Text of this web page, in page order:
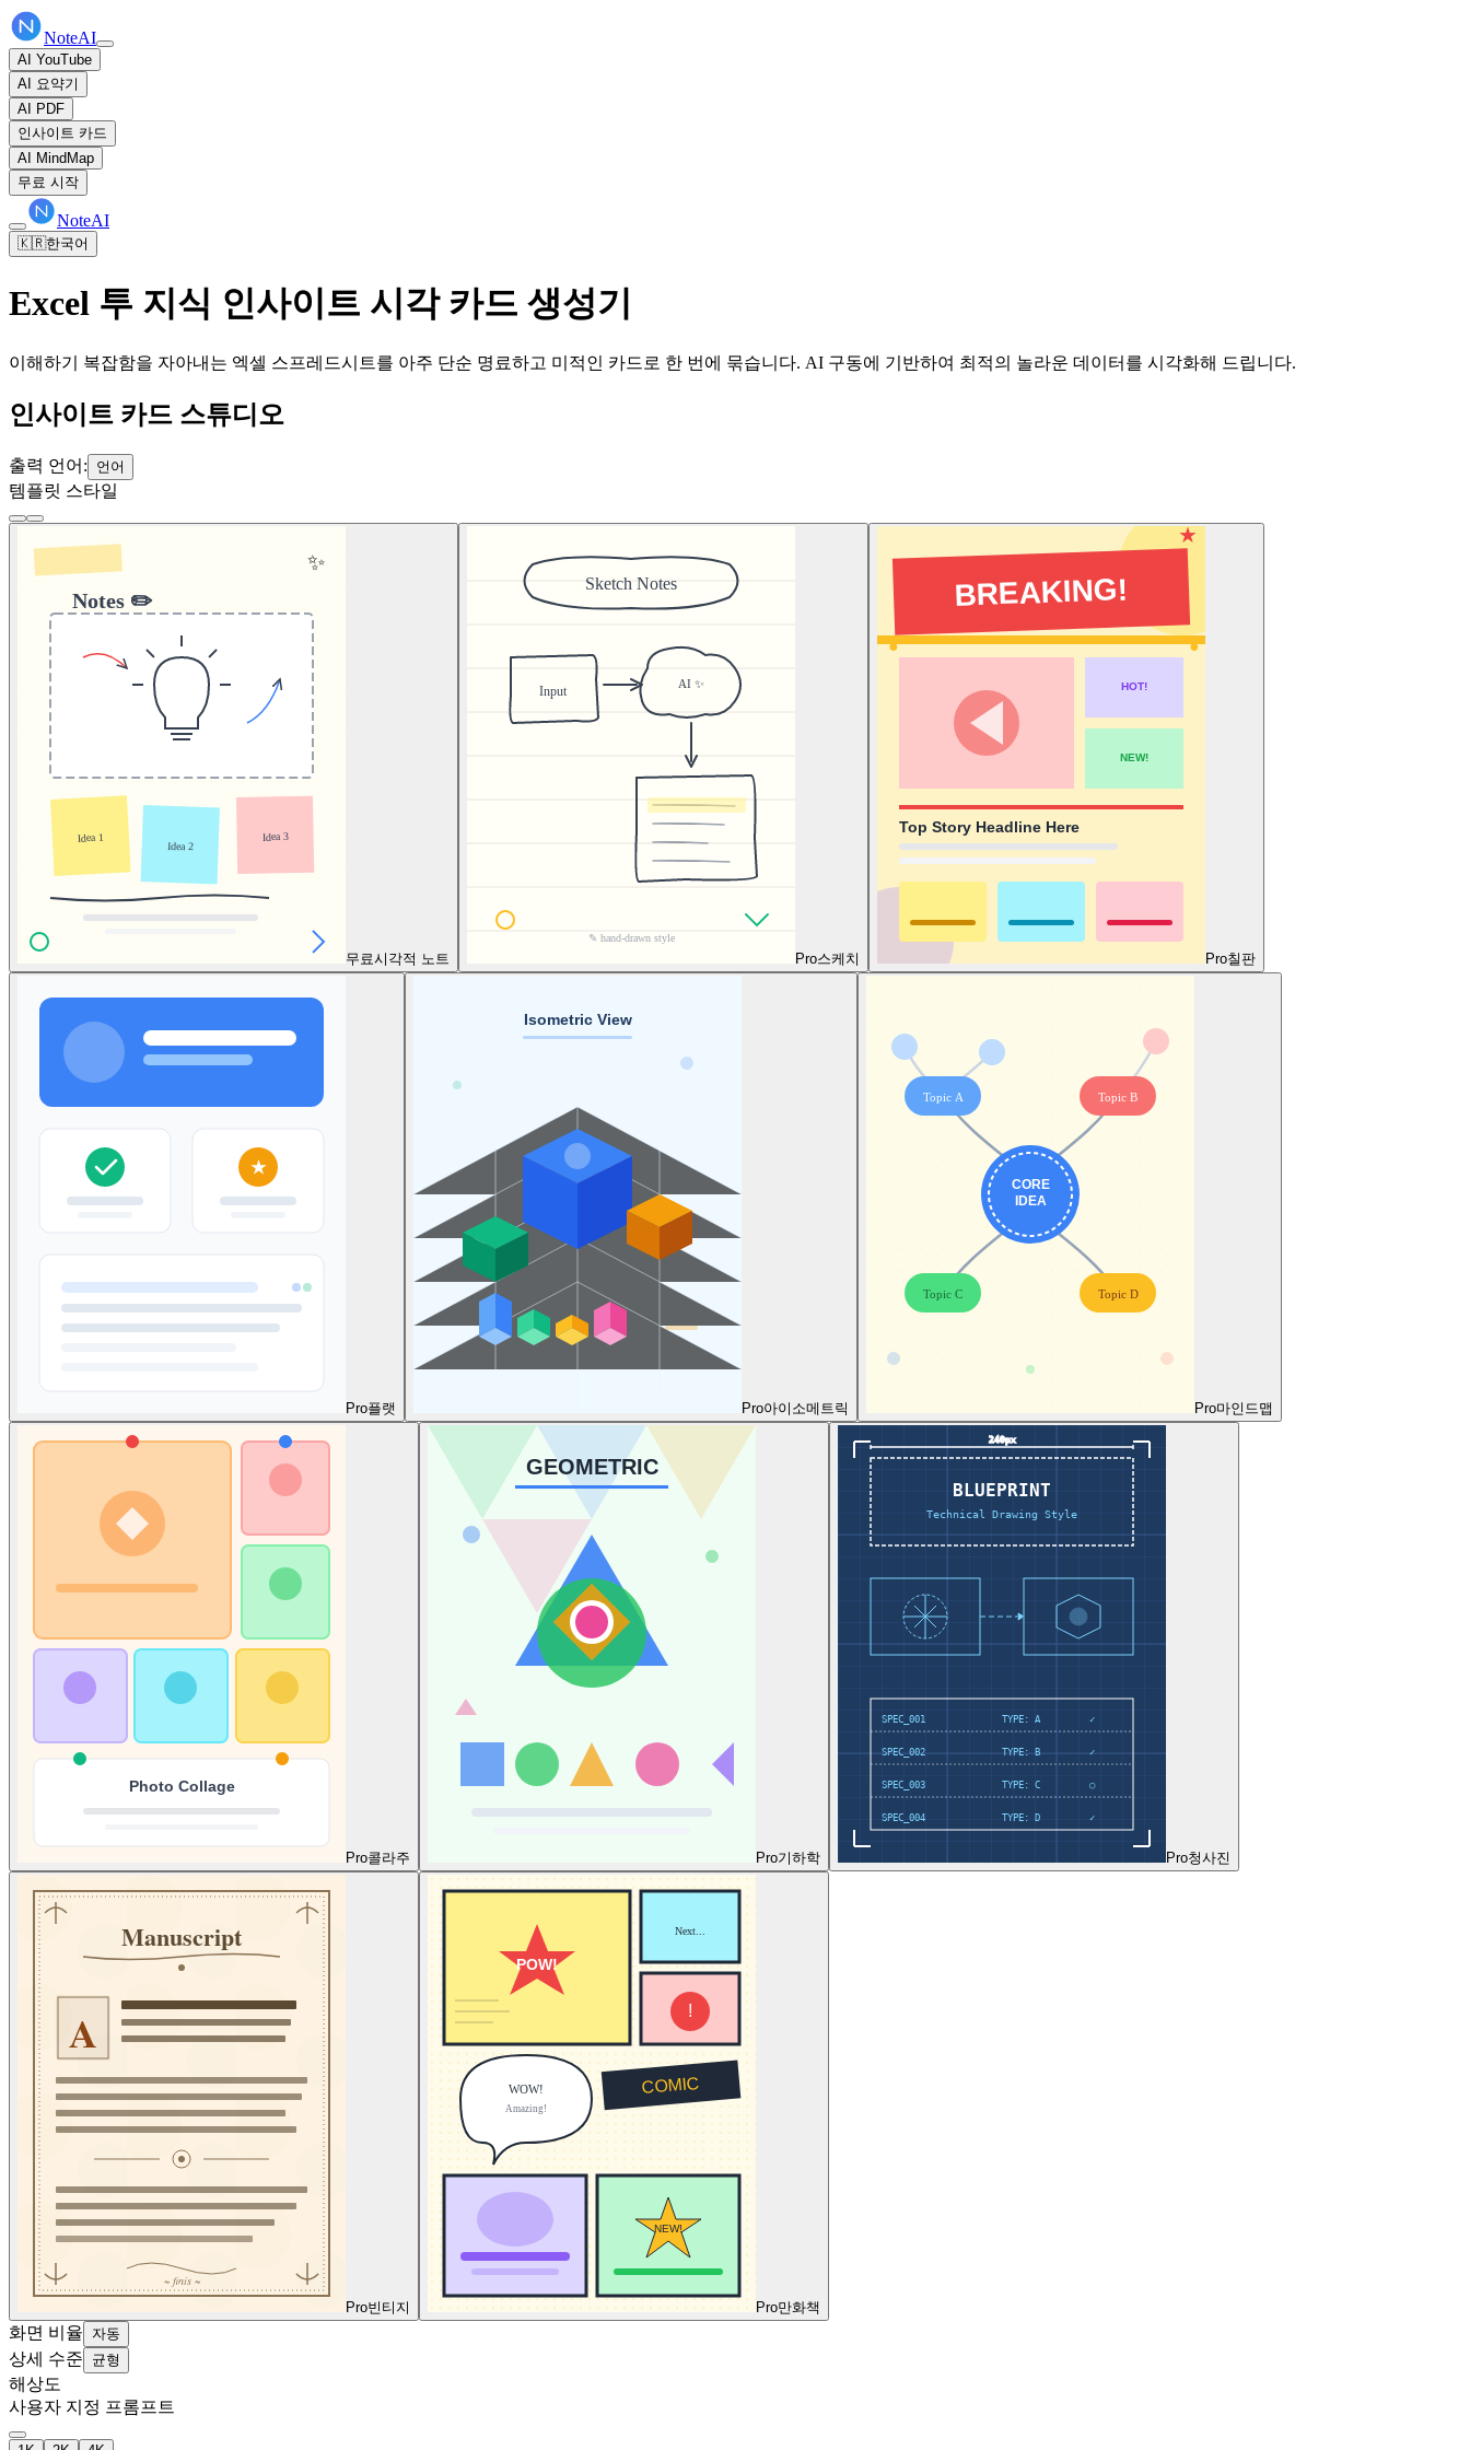
NoteAI
AI YouTube
AI 요약기
AI PDF
인사이트 카드
AI MindMap
무료 시작
NoteAI
🇰🇷한국어
Excel 투 지식 인사이트 시각 카드 생성기
이해하기 복잡함을 자아내는 엑셀 스프레드시트를 아주 단순 명료하고 미적인 카드로 한 번에 묶습니다. AI 구동에 기반하여 최적의 놀라운 데이터를 시각화해 드립니다.
인사이트 카드 스튜디오
출력 언어: 언어
템플릿 스타일
무료시각적 노트 Pro스케치 Pro칠판
Pro플랫 Pro아이소메트릭 Pro마인드맵
Pro콜라주 Pro기하학 Pro청사진
Pro빈티지 Pro만화책
화면 비율 자동
상세 수준 균형
해상도
사용자 지정 프롬프트